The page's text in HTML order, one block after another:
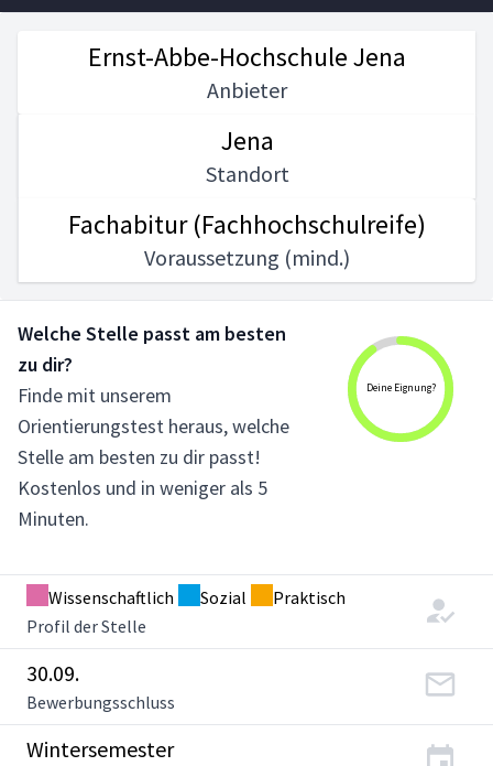
Ernst-Abbe-Hochschule Jena
Anbieter
Jena
Standort
Fachabitur (Fachhochschulreife)
Voraussetzung (mind.)
Deine Eignung?
Welche Stelle passt am besten
zu dir?
Finde mit unserem
Orientierungstest heraus, welche
Stelle am besten zu dir passt!
Kostenlos und in weniger als 5
Minuten.
Wissenschaftlich Sozial
Praktisch
Profil der Stelle
30.09.
Bewerbungsschluss
Wintersemester